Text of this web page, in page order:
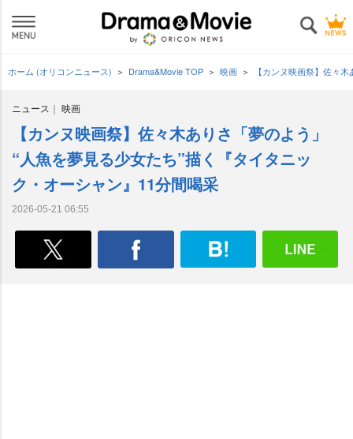
ホーム (オリコンニュース) Drama&Movie TOP 映画 【カンヌ映画祭】佐々
ニュース 映画
【カンヌ映画祭】佐々木ありさ「夢のよう」
“人魚を夢見る少女たち”描く『タイタニッ
ク・オーシャン』11分間喝采
2026-05-21 06:55